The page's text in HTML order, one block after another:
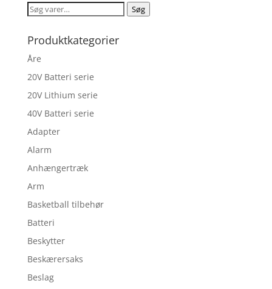
Søg
Søg
Produktkategorier
Åre
20V Batteri serie
20V Lithium serie
40V Batteri serie
Adapter
Alarm
Anhængertræk
Arm
Basketball tilbehør
Batteri
Beskytter
Beskærersaks
Beslag